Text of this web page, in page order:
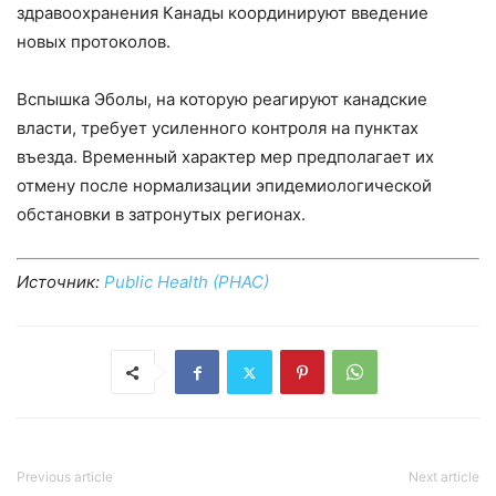
здравоохранения Канады координируют введение
новых протоколов.
Вспышка Эболы, на которую реагируют канадские
власти, требует усиленного контроля на пунктах
въезда. Временный характер мер предполагает их
отмену после нормализации эпидемиологической
обстановки в затронутых регионах.
Источник: Public Health (PHAC)
Previous article Next article